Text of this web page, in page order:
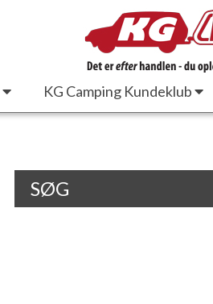
KG Camping Kundeklub
SØG